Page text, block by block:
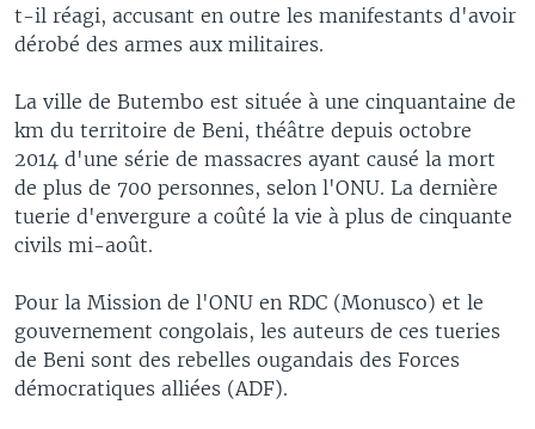
t-il réagi, accusant en outre les manifestants d'avoir
dérobé des armes aux militaires.
La ville de Butembo est située à une cinquantaine de
km du territoire de Beni, théâtre depuis octobre
2014 d'une série de massacres ayant causé la mort
de plus de 700 personnes, selon l'ONU. La dernière
tuerie d'envergure a coûté la vie à plus de cinquante
civils mi-août.
Pour la Mission de l'ONU en RDC (Monusco) et le
gouvernement congolais, les auteurs de ces tueries
de Beni sont des rebelles ougandais des Forces
démocratiques alliées (ADF).